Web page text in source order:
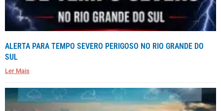
ALERTA PARA TEMPO SEVERO PERIGOSO NO RIO GRANDE DO
SUL
Ler Mais